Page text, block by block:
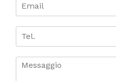
m
iT
.C